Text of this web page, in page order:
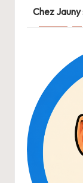
Chez Jauny